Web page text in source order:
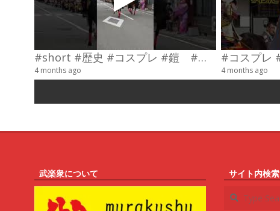
#short #歴史 #コスプレ #鎧 #乗馬 #武士
4 months ago 4 months ago
武楽衆について
サイト内検索
Search